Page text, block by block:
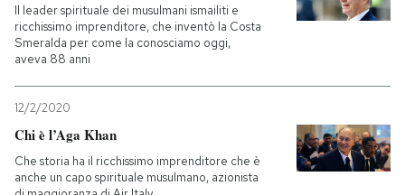
Il leader spirituale dei musulmani ismailiti e
ricchissimo imprenditore, che inventò la Costa
Smeralda per come la conosciamo oggi,
aveva 88 anni
12/2/2020
Chi è l’Aga Khan
Che storia ha il ricchissimo imprenditore che è
anche un capo spirituale musulmano, azionista